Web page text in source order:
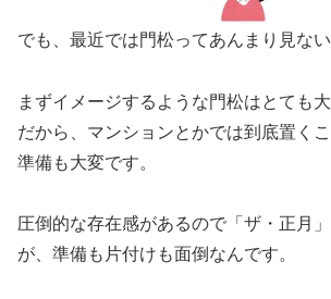
でも、最近では門松ってあんまり見ない
まずイメージするような門松はとても
だから、マンションとかでは到底置く
準備も大変です。
圧倒的な存在感があるので「ザ・正月
が、準備も片付けも面倒なんです。